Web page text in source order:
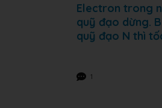
Electron trong
quỹ đạo dừng.
quỹ đạo N thì
1